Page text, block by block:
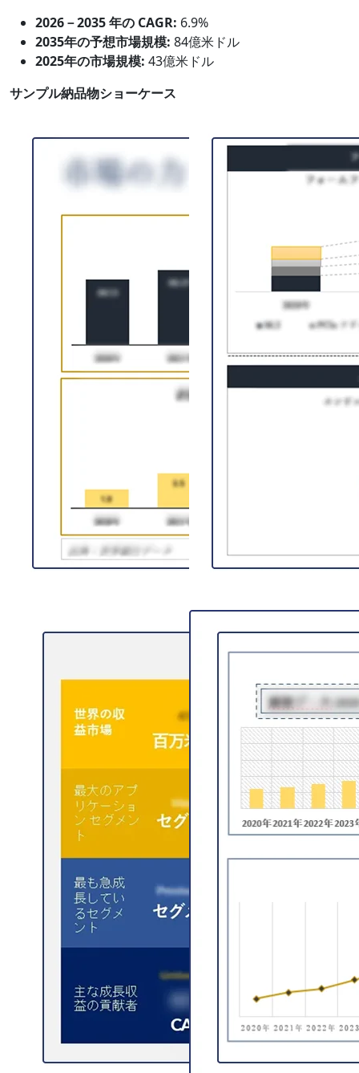
2026－2035 年の CAGR: 6.9%
2035年の予想市場規模: 84億米ドル
2025年の市場規模: 43億米ドル
サンプル納品物ショーケース